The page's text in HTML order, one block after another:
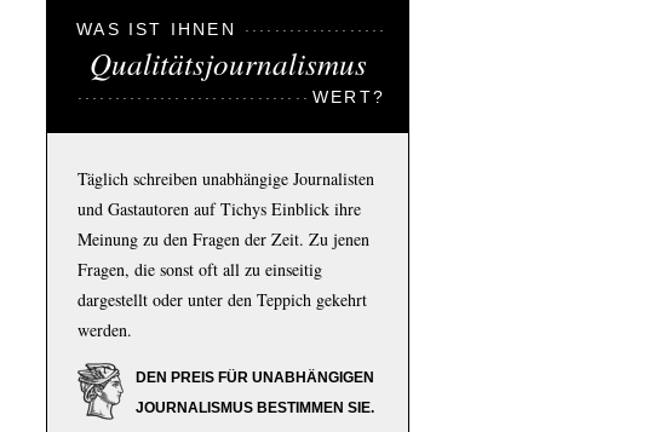
WAS IST IHNEN
Qualitätsjournalismus
WERT?
Täglich schreiben unabhängige Journalisten
und Gastautoren auf Tichys Einblick ihre
Meinung zu den Fragen der Zeit. Zu jenen
Fragen, die sonst oft all zu einseitig
dargestellt oder unter den Teppich gekehrt
werden.
DEN PREIS FÜR UNABHÄNGIGEN
JOURNALISMUS BESTIMMEN SIE.